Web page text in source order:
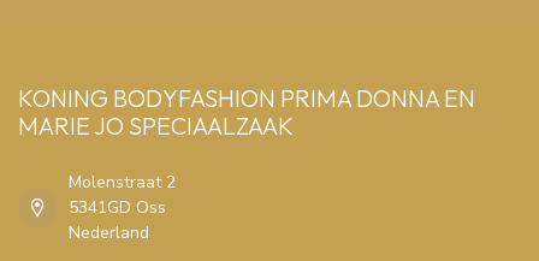
KONING BODYFASHION PRIMA DONNA EN
MARIE JO SPECIAALZAAK
Molenstraat 2
5341GD Oss
Nederland